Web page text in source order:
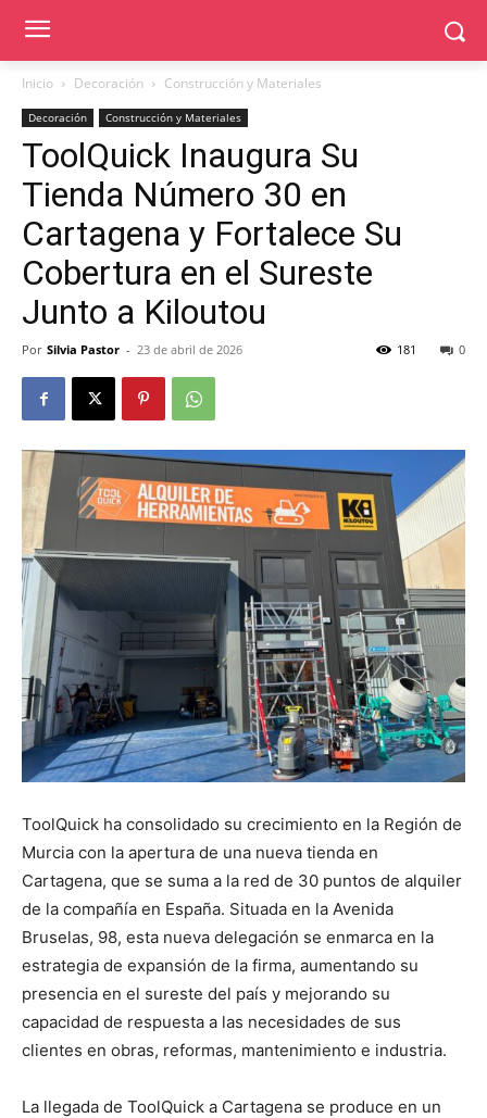
Inicio Decoración Construcción y Materiales
Decoración Construcción y Materiales
ToolQuick Inaugura Su
Tienda Número 30 en
Cartagena y Fortalece Su
Cobertura en el Sureste
Junto a Kiloutou
Por Silvia Pastor - 23 de abril de 2026 0
181
ToolQuick ha consolidado su crecimiento en la Región de
Murcia con la apertura de una nueva tienda en
Cartagena, que se suma a la red de 30 puntos de alquiler
de la compañía en España. Situada en la Avenida
Bruselas, 98, esta nueva delegación se enmarca en la
estrategia de expansión de la firma, aumentando su
presencia en el sureste del país y mejorando su
capacidad de respuesta a las necesidades de sus
clientes en obras, reformas, mantenimiento e industria.
La llegada de ToolQuick a Cartagena se produce en un